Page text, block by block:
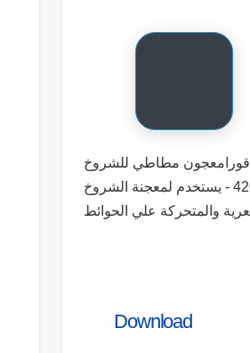
قورامعجون مطاطي للشروخ
4203 - يستخدم لمعجنة الشروخ
والمتحركة علي الحوائط
Download